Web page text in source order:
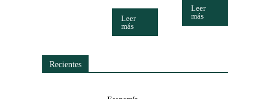
Leer
más
Leer
más
Recientes